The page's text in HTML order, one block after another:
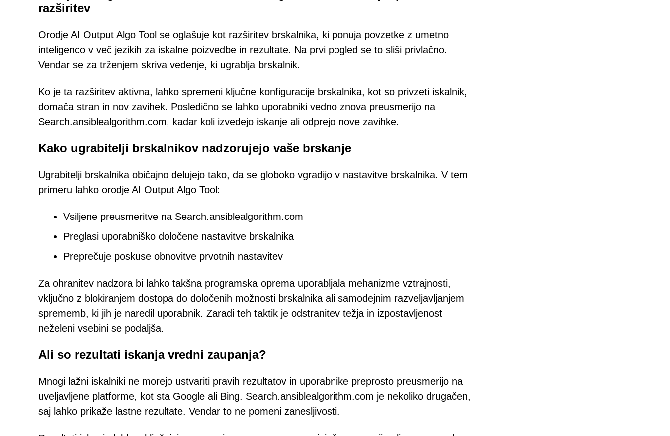
razširitev
Orodje AI Output Algo Tool se oglašuje kot razširitev brskalnika, ki ponuja povzetke z umetno
inteligenco v več jezikih za iskalne poizvedbe in rezultate. Na prvi pogled se to sliši privlačno.
Vendar se za trženjem skriva vedenje, ki ugrablja brskalnik.
Ko je ta razširitev aktivna, lahko spremeni ključne konfiguracije brskalnika, kot so privzeti iskalnik,
domača stran in nov zavihek. Posledično se lahko uporabniki vedno znova preusmerijo na
Search.ansiblealgorithm.com, kadar koli izvedejo iskanje ali odprejo nove zavihke.
Kako ugrabitelji brskalnikov nadzorujejo vaše brskanje
Ugrabitelji brskalnika običajno delujejo tako, da se globoko vgradijo v nastavitve brskalnika. V tem
primeru lahko orodje AI Output Algo Tool:
Vsiljene preusmeritve na Search.ansiblealgorithm.com
Preglasi uporabniško določene nastavitve brskalnika
Preprečuje poskuse obnovitve prvotnih nastavitev
Za ohranitev nadzora bi lahko takšna programska oprema uporabljala mehanizme vztrajnosti,
vključno z blokiranjem dostopa do določenih možnosti brskalnika ali samodejnim razveljavljanjem
sprememb, ki jih je naredil uporabnik. Zaradi teh taktik je odstranitev težja in izpostavljenost
neželeni vsebini se podaljša.
Ali so rezultati iskanja vredni zaupanja?
Mnogi lažni iskalniki ne morejo ustvariti pravih rezultatov in uporabnike preprosto preusmerijo na
uveljavljene platforme, kot sta Google ali Bing. Search.ansiblealgorithm.com je nekoliko drugačen,
saj lahko prikaže lastne rezultate. Vendar to ne pomeni zanesljivosti.